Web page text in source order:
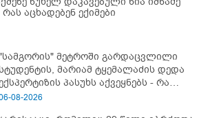
აცხადებენ ექიმები
მეტროში გარდაცვლილი
სტუდენტის, მარიამ ტყემალაძის დედა
პასუხს აქვეყნებს - რა
გოგონას გარდაცვალების მიზეზი?
08-2026